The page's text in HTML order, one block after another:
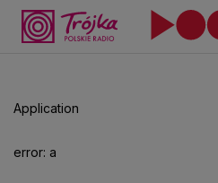
Application
error: a
aby
odtwarzać.